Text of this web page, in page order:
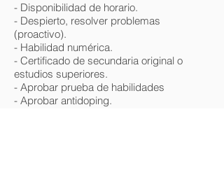
- Disponibilidad de horario.
- Despierto, resolver problemas
(proactivo).
- Habilidad numérica.
- Certificado de secundaria original o
estudios superiores.
- Aprobar prueba de habilidades
- Aprobar antidoping.